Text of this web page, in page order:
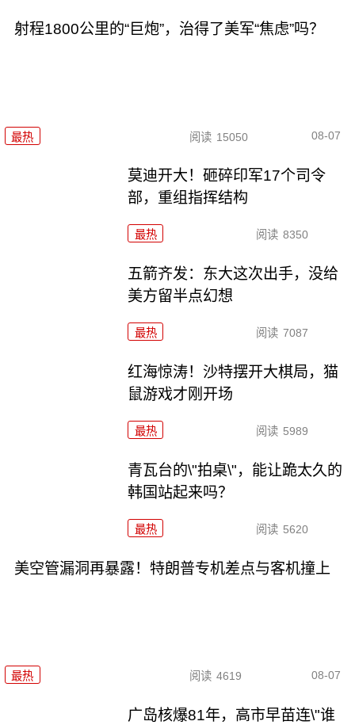
射程1800公里的“巨炮”，治得了美军“焦虑”吗？
最热 阅读 15050 08-07
莫迪开大！砸碎印军17个司令
部，重组指挥结构
最热 阅读 8350
五箭齐发：东大这次出手，没给
美方留半点幻想
最热 阅读 7087
红海惊涛！沙特摆开大棋局，猫
鼠游戏才刚开场
最热 阅读 5989
青瓦台的\"拍桌\"，能让跪太久的
韩国站起来吗？
最热 阅读 5620
美空管漏洞再暴露！特朗普专机差点与客机撞上
最热 阅读 4619 08-07
广岛核爆81年，高市早苗连\"谁